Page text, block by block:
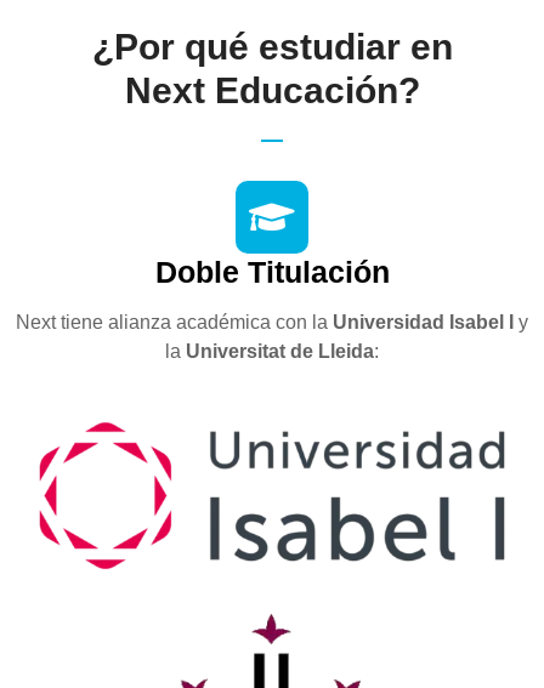
¿Por qué estudiar en
Next Educación?
Doble Titulación
Next tiene alianza académica con la Universidad Isabel I y
la Universitat de Lleida: